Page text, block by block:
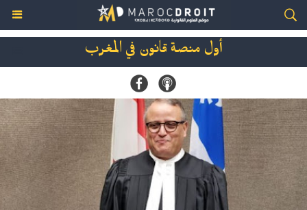
أول منصة قانون في المغرب